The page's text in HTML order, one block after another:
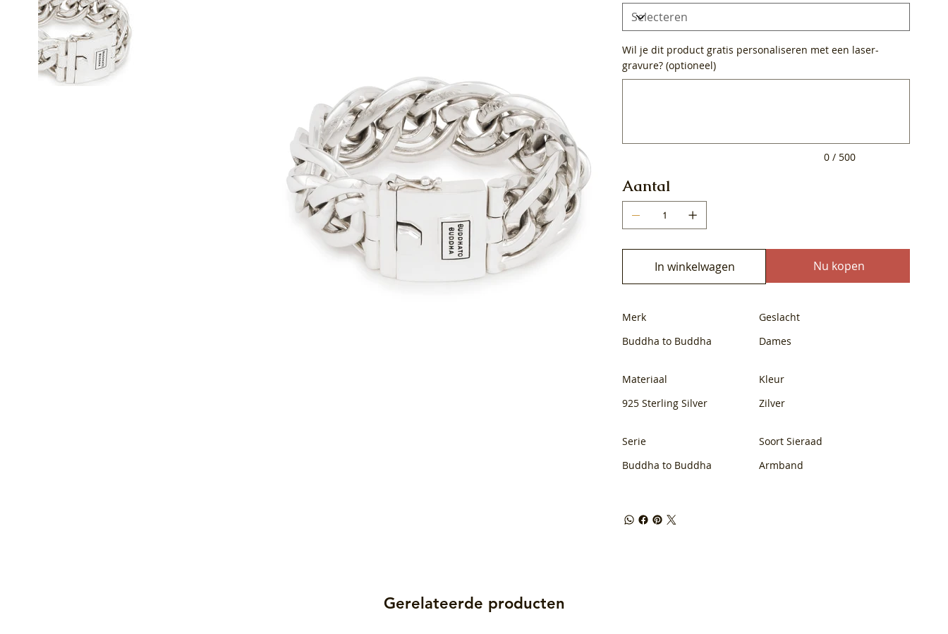
Wil je dit product gratis personaliseren met een laser-
gravure? (optioneel)
0 / 500
Aantal
In winkelwagen Nu kopen
Merk
Buddha to Buddha
Geslacht
Dames
Materiaal
925 Sterling Silver
Kleur
Zilver
Serie
Buddha to Buddha
Soort Sieraad
Armband
Gerelateerde producten